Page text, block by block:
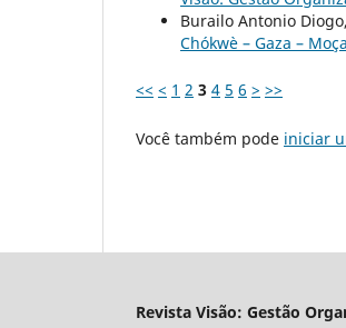
Burailo Antonio Diogo,
Chókwè – Gaza –
<< < 1 2 3 4 5 6 > >>
Você também pode iniciar
Revista Visão: Gestão